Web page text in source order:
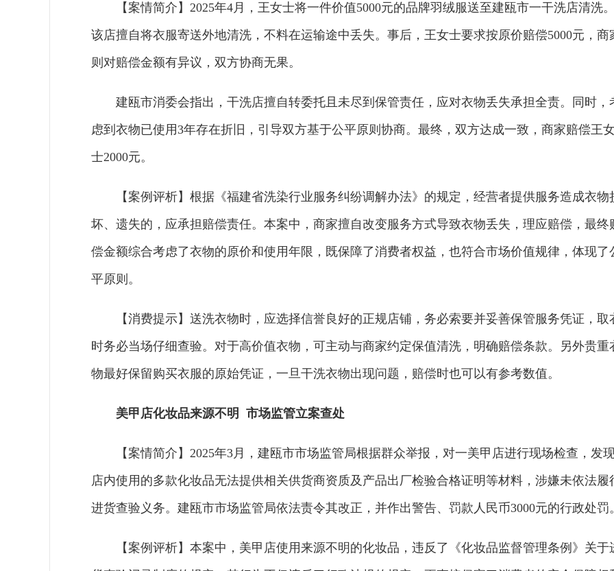
【案情简介】2025年4月，王女士将一件价值5000元的品牌羽绒服送至建瓯市一干洗店清洗。
该店擅自将衣服寄送外地清洗，不料在运输途中丢失。事后，王女士要求按原价赔偿5000元，商
则对赔偿金额有异议，双方协商无果。
建瓯市消委会指出，干洗店擅自转委托且未尽到保管责任，应对衣物丢失承担全责。同时，
虑到衣物已使用3年存在折旧，引导双方基于公平原则协商。最终，双方达成一致，商家赔偿王
士2000元。
【案例评析】根据《福建省洗染行业服务纠纷调解办法》的规定，经营者提供服务造成衣物
坏、遗失的，应承担赔偿责任。本案中，商家擅自改变服务方式导致衣物丢失，理应赔偿，最终
偿金额综合考虑了衣物的原价和使用年限，既保障了消费者权益，也符合市场价值规律，体现了
平原则。
【消费提示】送洗衣物时，应选择信誉良好的正规店铺，务必索要并妥善保管服务凭证，取
时务必当场仔细查验。对于高价值衣物，可主动与商家约定保值清洗，明确赔偿条款。另外贵重
物最好保留购买衣服的原始凭证，一旦干洗衣物出现问题，赔偿时也可以有参考数值。
美甲店化妆品来源不明 市场监管立案查处
【案情简介】2025年3月，建瓯市市场监管局根据群众举报，对一美甲店进行现场检查，发
店内使用的多款化妆品无法提供相关供货商资质及产品出厂检验合格证明等材料，涉嫌未依法履
进货查验义务。建瓯市市场监管局依法责令其改正，并作出警告、罚款人民币3000元的行政处罚。
【案例评析】本案中，美甲店使用来源不明的化妆品，违反了《化妆品监督管理条例》关于